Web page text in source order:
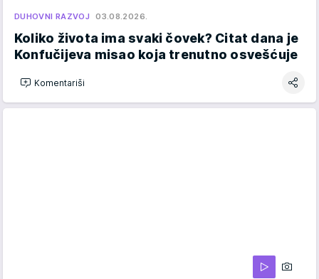
DUHOVNI RAZVOJ 03.08.2026.
Koliko života ima svaki čovek? Citat dana je
Konfučijeva misao koja trenutno osvešćuje
Komentariši